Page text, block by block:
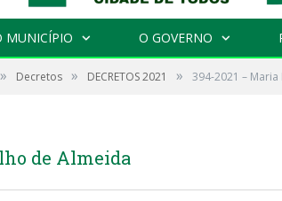
MUNICÍPIO O GOVERNO
» Decretos » DECRETOS 2021 » 394-2021 –
de Almeida